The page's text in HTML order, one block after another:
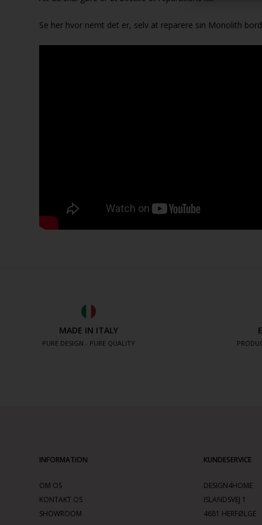
Se her hvor nemt det er, selv at reparere sin Monolith
MADE IN ITALY
PURE DESIGN - PURE QUALITY
INFORMATION
OM OS
KONTAKT OS
SHOWROOM
KUNDESERVICE
DESIGN4HOME
ISLANDSVEJ 1
4681 HERFØLGE